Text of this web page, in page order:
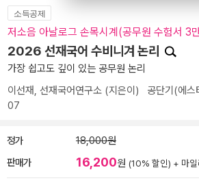
소득공제
저소음 아날로그 손목시계(공무원 수험서 3
2026 선재국어 수비니겨 논리
가장 쉽고도 깊이 있는 공무원 논리
이선재, 선재국어연구소 (지은이) 공단기(에스
07
정가 18,000원
판매가 16,200원 (10% 할인) + 마